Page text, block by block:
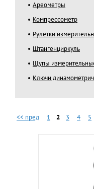
Ареометры
Компрессометр
Рулетки
Штангенциркуль
Щупы
Ключи
<< пред 1 2 3 4 5